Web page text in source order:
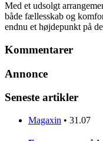
Med et udsolgt
både fællesskab og
endnu et højdepunkt på
Kommentarer
Annonce
Seneste artikler
Magaxin • 31.07